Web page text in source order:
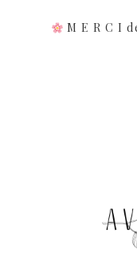
M E R C I